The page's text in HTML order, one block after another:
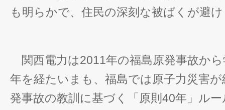
も明らかで、住民の深刻な被ばくが避
関西電力は2011年の福島原発事故か
年を経たいまも、福島では原子力災害
発事故の教訓に基づく「原則40年」ル